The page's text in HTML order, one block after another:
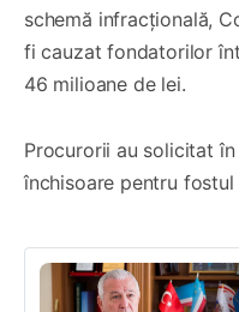
schemă infracțională,
fi cauzat fondatorilor
46 milioane de lei.
Procurorii au solicitat
închisoare pentru fostul